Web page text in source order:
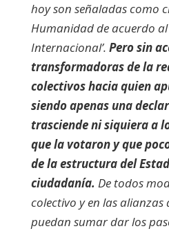
hoy son señaladas como
Humanidad de acuerdo al
Internacional’. Pero sin
transformadoras de la
colectivos hacia quien
siendo apenas una
trasciende ni siquiera a
que la votaron y que
de la estructura del
ciudadanía. De todos
colectivo y en las alianzas
puedan sumar dar los